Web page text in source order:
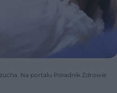
Na portalu Poradnik Zdrowie